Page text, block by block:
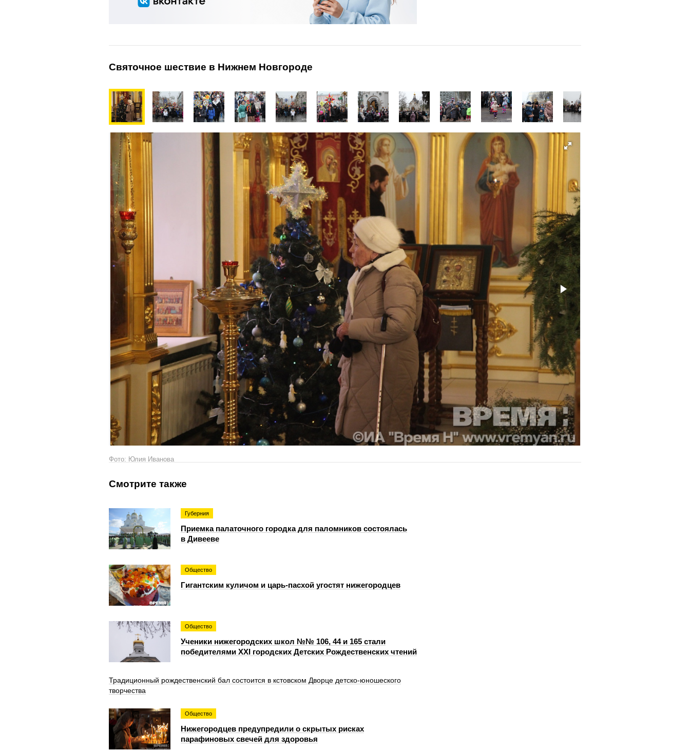
Святочное шествие в Нижнем Новгороде
Фото: Юлия Иванова
Смотрите также
Губерния
Приемка палаточного городка для паломников состоялась
в Дивееве
Общество
Гигантским куличом и царь-пасхой угостят нижегородцев
Общество
Ученики нижегородских школ №№ 106, 44 и 165 стали
победителями XXI городских Детских Рождественских чтений
Традиционный рождественский бал состоится в кстовском Дворце детско-юношеского
творчества
Общество
Нижегородцев предупредили о скрытых рисках
парафиновых свечей для здоровья